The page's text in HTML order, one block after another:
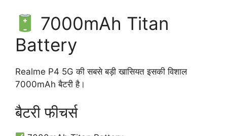
7000mAh Titan
Battery
Realme P4 5G की सबसे बड़ी खासियत इसकी विशाल
7000mAh बैटरी है।
बैटरी फीचर्स